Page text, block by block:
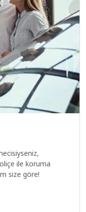
ile koruma
size göre!